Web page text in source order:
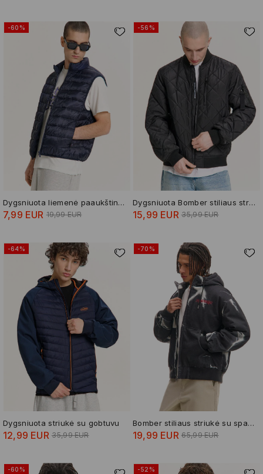
-60%
Dygsniuota liemenė paaukštinta apykakle
7,99 EUR 19,99 EUR
-56%
Dygsniuota Bomber stiliaus striukė
15,99 EUR 35,99 EUR
-64%
Dygsniuota striukė su gobtuvu
12,99 EUR 35,99 EUR
-70%
Bomber stiliaus striukė su spauda
19,99 EUR 65,99 EUR
-60% -52%